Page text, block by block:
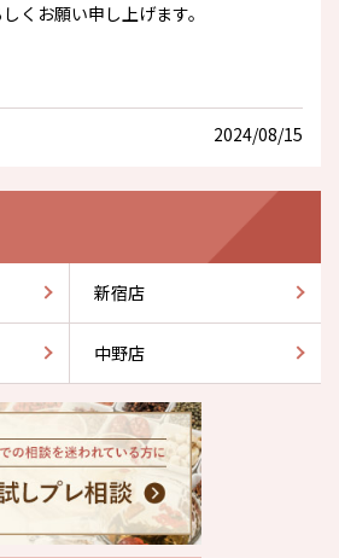
くお願い申し上げます。
2024/08/15
新宿店
中野店